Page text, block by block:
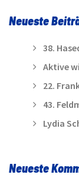
Neueste
38.
Aktive
22.
43.
Lydia
Neueste